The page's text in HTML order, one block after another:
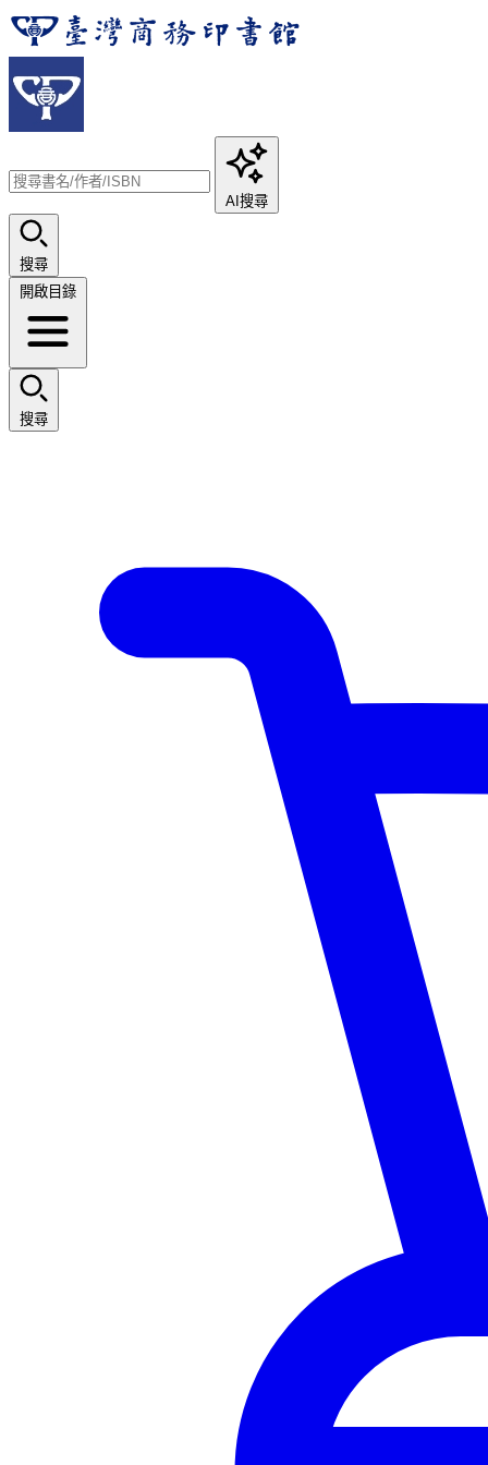
AI搜尋
搜尋
開啟目錄
搜尋